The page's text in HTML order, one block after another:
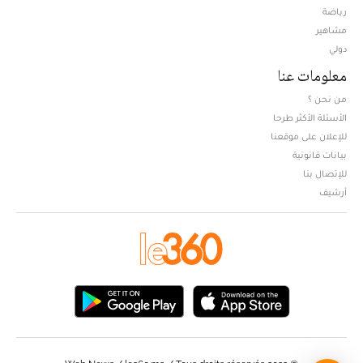
رياضة
مشاهير
دولي
معلومات عنا
من نحن ؟
الأسئلة الأكثر طرحا
للإعلان على موقعنا
بيانات قانونية
للإتصال بنا
أرشيف